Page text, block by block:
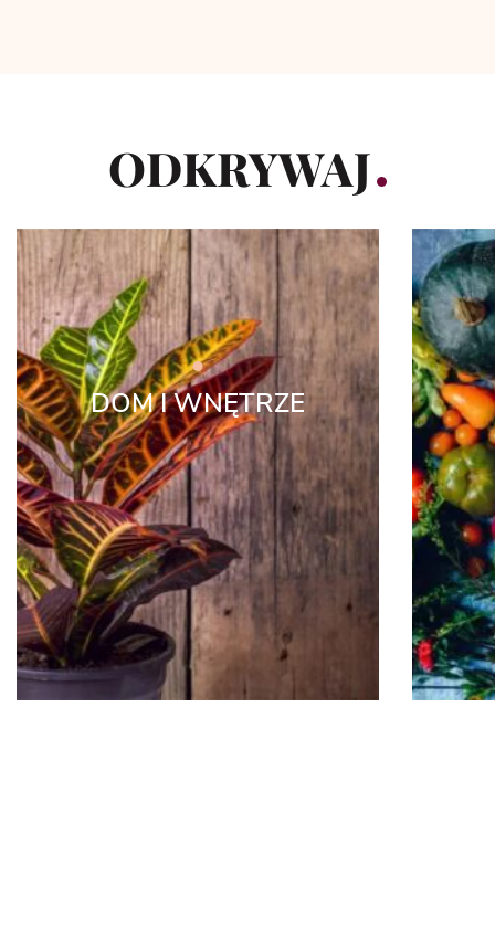
ODKRYWAJ
DOM I WNĘTRZE